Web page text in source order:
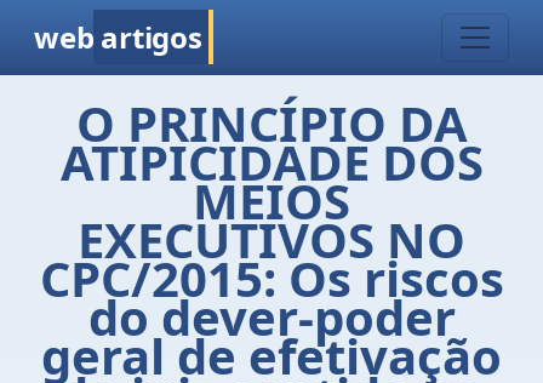
web artigos
O PRINCÍPIO DA
ATIPICIDADE DOS
MEIOS
EXECUTIVOS NO
CPC/2015: Os riscos
do dever-poder
geral de efetivação